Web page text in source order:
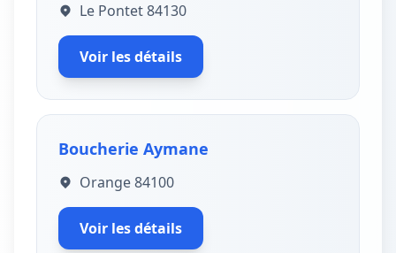
Le Pontet 84130
Voir les détails
Boucherie Aymane
Orange 84100
Voir les détails